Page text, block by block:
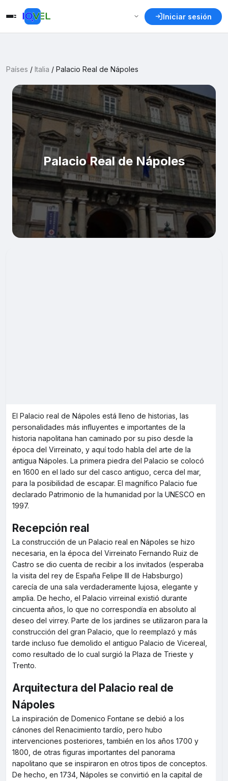
Iniciar sesión
Países / Italia / Palacio Real de Nápoles
Palacio Real de Nápoles
El Palacio real de Nápoles está lleno de historias, las
personalidades más influyentes e importantes de la
historia napolitana han caminado por su piso desde la
época del Virreinato, y aquí todo habla del arte de la
antigua Nápoles. La primera piedra del Palacio se colocó
en 1600 en el lado sur del casco antiguo, cerca del mar,
para la posibilidad de escapar. El magnífico Palacio fue
declarado Patrimonio de la humanidad por la UNESCO en
1997.
Recepción real
La construcción de un Palacio real en Nápoles se hizo
necesaria, en la época del Virreinato Fernando Ruiz de
Castro se dio cuenta de recibir a los invitados (esperaba
la visita del rey de España Felipe III de Habsburgo)
carecía de una sala verdaderamente lujosa, elegante y
amplia. De hecho, el Palacio virreinal existió durante
cincuenta años, lo que no correspondía en absoluto al
deseo del virrey. Parte de los jardines se utilizaron para la
construcción del gran Palacio, que lo reemplazó y más
tarde incluso fue demolido el antiguo Palacio de Vicereal,
como resultado de lo cual surgió la Plaza de Trieste y
Trento.
Arquitectura del Palacio real de
Nápoles
La inspiración de Domenico Fontane se debió a los
cánones del Renacimiento tardío, pero hubo
intervenciones posteriores, también en los años 1700 y
1800, de otras figuras importantes del panorama
napolitano que se inspiraron en otros tipos de conceptos.
De hecho, en 1734, Nápoles se convirtió en la capital de